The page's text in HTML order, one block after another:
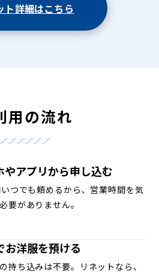
ト詳細はこちら
用の流れ
やアプリから申し込む
つでも頼めるから、営業時間を気
要がありません。
お洋服を預ける
持ち込みは不要。リネットなら、